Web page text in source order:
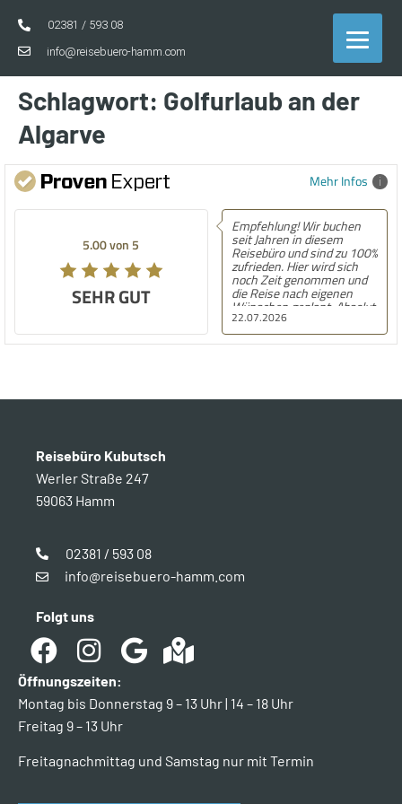
02381 / 593 08
info@reisebuero-hamm.com
Schlagwort: Golfurlaub an der
Algarve
Mehr Infos
5.00 von 5
SEHR GUT
22.07.2026
Empfehlung! Wir buchen
seit Jahren in diesem
Reisebüro und sind zu 100%
zufrieden. Hier wird sich
noch Zeit genommen und
die Reise nach eigenen
Wünschen geplant. Absolut
empfehlenswert!
Reisebüro Kubutsch
Werler Straße 247
59063 Hamm
02381 / 593 08
info@reisebuero-hamm.com
Folgt uns
Öffnungszeiten:
Montag bis Donnerstag 9 – 13 Uhr | 14 – 18 Uhr
Freitag 9 – 13 Uhr
Freitagnachmittag und Samstag nur mit Termin